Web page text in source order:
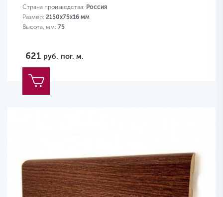
Страна производства: Россия
Размер: 2150х75х16 мм
Высота, мм: 75
621 руб. пог. м.